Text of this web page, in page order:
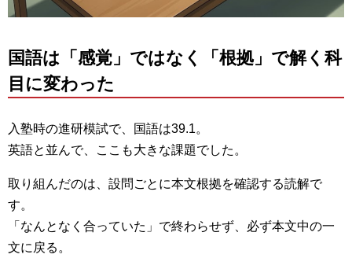
国語は「感覚」ではなく「根拠」で解く科
目に変わった
入塾時の進研模試で、国語は39.1。
英語と並んで、ここも大きな課題でした。
取り組んだのは、設問ごとに本文根拠を確認する読解で
す。
「なんとなく合っていた」で終わらせず、必ず本文中の一
文に戻る。